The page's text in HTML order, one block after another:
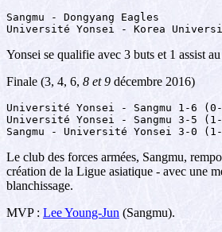
Sangmu - Dongyang Eagles
Université Yonsei - Korea
Yonsei se qualifie avec 3 buts et 1 assist
Finale (3, 4, 6, 8 et 9 décembre 2016)
Université Yonsei - Sangmu 1-6
Université Yonsei - Sangmu 3-5
Sangmu - Université Yonsei 3-0
Le club des forces armées, Sangmu,
création de la Ligue asiatique - avec une
blanchissage.
MVP : Lee Young-Jun (Sangmu).